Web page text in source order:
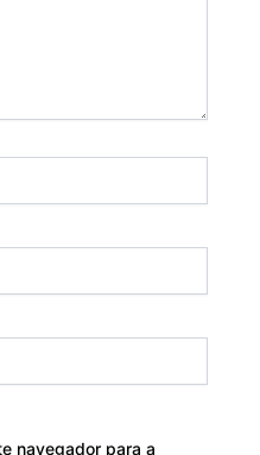
navegador para a